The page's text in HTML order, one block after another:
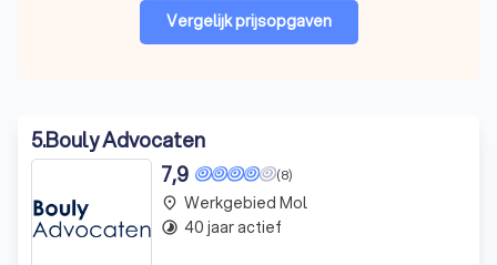
Vergelijk prijsopgaven
5.Bouly Advocaten
(8)
7,9
place Werkgebied Mol
timelapse 40 jaar actief